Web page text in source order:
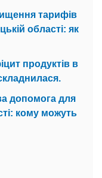
тарифів
області: як
продуктів в
допомога для
кому можуть